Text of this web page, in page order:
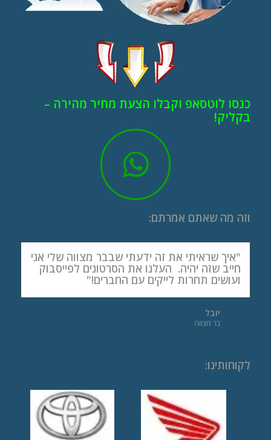
כנסו לוטסאפ וקבלו הצעת מחיר מהירה –
בקליק!
וזה מה שאתם אמרתם:
"איך שראיתי את זה ידעתי שבבר מצווה שלי אני
חייב שזה יהיה. העלנו את הסרטונים לפייסבוק
ועושים תחרות לייקים עם החברים!"
יובל
בר מצווה
לקוחותינו: